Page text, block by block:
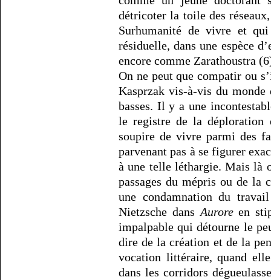
détricoter la toile des
Surhumanité de vivre et
résiduelle, dans une espèce
encore comme Zarathoustra
On ne peut que compatir ou
Kasprzak vis-à-vis du monde
basses. Il y a une
le registre de la déploration
soupire de vivre parmi des
parvenant pas à se figurer
à une telle léthargie. Mais là
passages du mépris ou de la
une condamnation du
Nietzsche dans Auroreen
impalpable qui détourne le
dire de la création et de la
vocation littéraire, quand
dans les corridors